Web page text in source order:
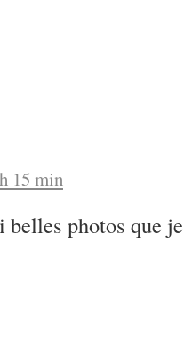
15 min
belles photos que